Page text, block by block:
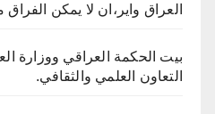
العراق واير،ان لا يمكن
بيت الحكمة العراقي ووزارة
التعاون العلمي والثقافي.